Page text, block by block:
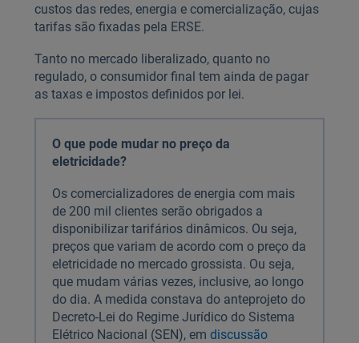
custos das redes, energia e comercialização, cujas
tarifas são fixadas pela ERSE.
Tanto no mercado liberalizado, quanto no
regulado, o consumidor final tem ainda de pagar
as taxas e impostos definidos por lei.
O que pode mudar no preço da
eletricidade?
Os comercializadores de energia com mais
de 200 mil clientes serão obrigados a
disponibilizar tarifários dinâmicos. Ou seja,
preços que variam de acordo com o preço da
eletricidade no mercado grossista. Ou seja,
que mudam várias vezes, inclusive, ao longo
do dia. A medida constava do anteprojeto do
Decreto-Lei do Regime Jurídico do Sistema
Elétrico Nacional (SEN), em discussão